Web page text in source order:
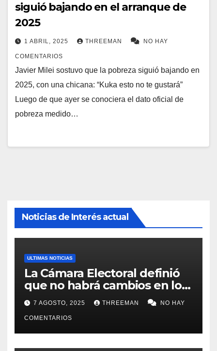
siguió bajando en el arranque de
2025
1 ABRIL, 2025 THREEMAN NO HAY
COMENTARIOS
Javier Milei sostuvo que la pobreza siguió bajando en
2025, con una chicana: “Kuka esto no te gustará”
Luego de que ayer se conociera el dato oficial de
pobreza medido…
Noticias de Interés actual
ULTIMAS NOTICIAS
La Cámara Electoral definió
que no habrá cambios en los
lugares de votación en La
Matanza
7 AGOSTO, 2025 THREEMAN NO HAY
COMENTARIOS